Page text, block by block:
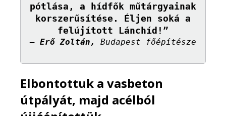
pótlása, a hídfők műtárgyainak
korszerűsítése. Éljen soká a
felújított Lánchíd!”
– Erő Zoltán, Budapest főépítésze
Elbontottuk a vasbeton
útpályát, majd acélból